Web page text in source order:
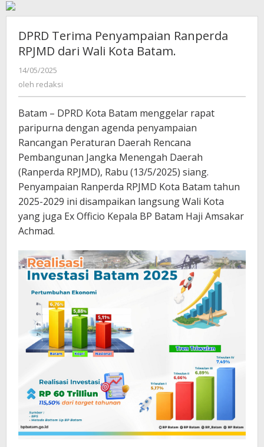
Ranperda
RPJMD
dari
Wali
DPRD Terima Penyampaian Ranperda
RPJMD dari Wali Kota Batam.
14/05/2025
redaksi
oleh redaksi
Batam – DPRD Kota Batam menggelar rapat
paripurna dengan agenda penyampaian
Rancangan Peraturan Daerah Rencana
Pembangunan Jangka Menengah Daerah
(Ranperda RPJMD), Rabu (13/5/2025) siang.
Penyampaian Ranperda RPJMD Kota Batam tahun
2025-2029 ini disampaikan langsung Wali Kota
yang juga Ex Officio Kepala BP Batam Haji Amsakar
Achmad.